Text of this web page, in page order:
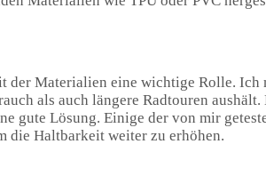
Materialien eine wichtige Rolle. Ich
als auch längere Radtouren
gute Lösung. Einige der von mir
die Haltbarkeit weiter zu erhöhen.